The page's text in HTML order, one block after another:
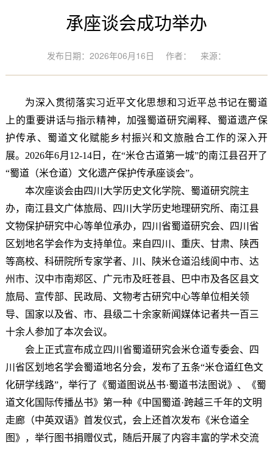
承座谈会成功举办
发布日期：2026年06月16日 作者： 来源：
为深入贯彻落实习近平文化思想和习近平总书记在蜀道
上的重要讲话与指示精神，加强蜀道研究阐释、蜀道遗产保
护传承、蜀道文化赋能乡村振兴和文旅融合工作的深入开
展。2026年6月 12-14日，在“米仓古道第一城”的南江县召开了
“蜀道（米仓道）文化遗产保护传承座谈会”。
本次座谈会由四川大学历史文化学院、蜀道研究院主
办，南江县文广体旅局、四川大学历史地理研究所、南江县
文物保护研究中心等单位承办，四川省蜀道研究会、四川省
区划地名学会作为支持单位。来自四川、重庆、甘肃、陕西
等高校、科研院所专家学者、川、陕米仓道沿线阆中市、达
州市、汉中市南郑区、广元市及旺苍县、巴中市及各区县文
旅局、宣传部、民政局、文物考古研究中心等单位相关领
导、国家以及省、市、县级二十余家新闻媒体记者共一百三
十余人参加了本次会议。
会上正式宣布成立四川省蜀道研究会米仓道专委会、四
川省区划地名学会蜀道地名分会，发布了五条“米仓道红色文
化研学线路”，举行了《蜀道图说丛书·蜀道书法图说》、《蜀
道文化国际传播丛书》第一种《中国蜀道·跨越三千年的文明
走廊（中英双语》首发仪式，会上还首次发布《米仓道全
图》，举行图书捐赠仪式，随后开展了内容丰富的学术交流